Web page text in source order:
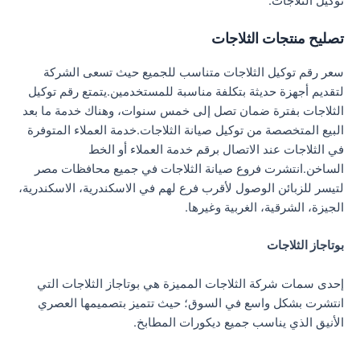
تصليح منتجات الثلاجات
سعر رقم توكيل الثلاجات متناسب للجميع حيث تسعى الشركة
لتقديم أجهزة حديثة بتكلفة مناسبة للمستخدمين.يتمتع رقم توكيل
الثلاجات بفترة ضمان تصل إلى خمس سنوات، وهناك خدمة ما بعد
البيع المتخصصة من توكيل صيانة الثلاجات.خدمة العملاء المتوفرة
في الثلاجات عند الاتصال برقم خدمة العملاء أو الخط
الساخن.انتشرت فروع صيانة الثلاجات في جميع محافظات مصر
لتيسر للزبائن الوصول لأقرب فرع لهم في الاسكندرية، الاسكندرية،
الجيزة، الشرقية، الغربية وغيرها.
بوتاجاز الثلاجات
إحدى سمات شركة الثلاجات المميزة هي بوتاجاز الثلاجات التي
انتشرت بشكل واسع في السوق؛ حيث تتميز بتصميمها العصري
الأنيق الذي يناسب جميع ديكورات المطابخ.